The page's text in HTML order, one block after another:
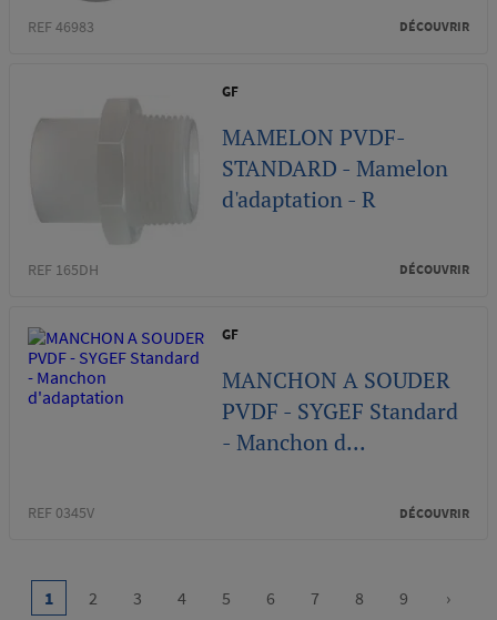
REF 46983 DÉCOUVRIR
GF
MAMELON PVDF-
STANDARD - Mamelon
d'adaptation - R
REF 165DH DÉCOUVRIR
GF
MANCHON A SOUDER
PVDF - SYGEF Standard
- Manchon d...
REF 0345V DÉCOUVRIR
Current
1 Page
2 Page
3 Page
4 Page
5 Page
6 Page
7 Page
8 Page
9
Next
›